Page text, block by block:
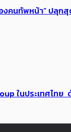
งคนทัพหน้า” ป
ในประเทศไทย